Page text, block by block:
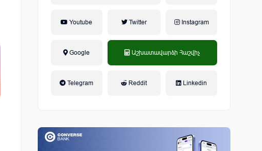
Youtube Twitter Instagram
Google Աշխատավարձի Հաշվիչ
Telegram Reddit Linkedin